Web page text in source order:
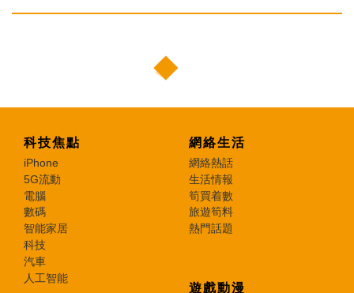
科技焦點
iPhone
5G流動
電腦
數碼
智能家居
科技
汽車
人工智能
網絡生活
網絡熱話
生活情報
筍買着數
旅遊筍料
熱門話題
遊戲動漫